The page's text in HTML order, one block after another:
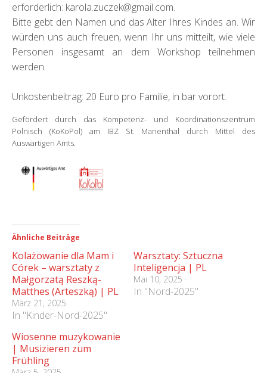
erforderlich: karola.zuczek@gmail.com.
Bitte gebt den Namen und das Alter Ihres Kindes an. Wir
würden uns auch freuen, wenn Ihr uns mitteilt, wie viele
Personen insgesamt an dem Workshop teilnehmen
werden.
Unkostenbeitrag: 20 Euro pro Familie, in bar vorort.
Gefördert durch das Kompetenz- und Koordinationszentrum
Polnisch (KoKoPol) am IBZ St. Marienthal durch Mittel des
Auswärtigen Amts.
Ähnliche Beiträge
Kolażowanie dla Mam i
Córek – warsztaty z
Małgorzatą Reszką-
Matthes (Arteszką) | PL
März 21, 2025
In "Kinder-Nord-2025"
Warsztaty: Sztuczna
Inteligencja | PL
Mai 10, 2025
In "Nord-2025"
Wiosenne muzykowanie
| Musizieren zum
Frühling